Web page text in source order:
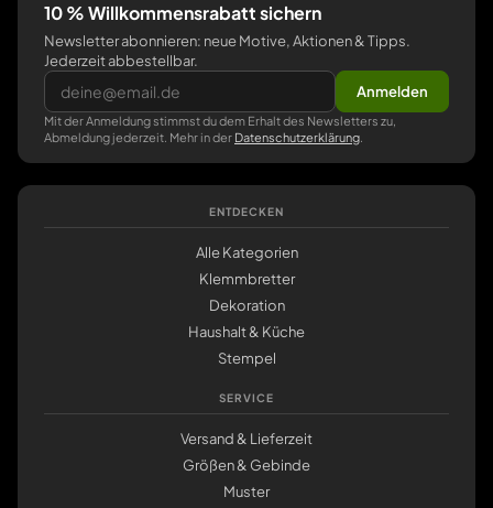
10 % Willkommensrabatt sichern
Newsletter abonnieren: neue Motive, Aktionen & Tipps.
Jederzeit abbestellbar.
Anmelden
Mit der Anmeldung stimmst du dem Erhalt des Newsletters zu,
Abmeldung jederzeit. Mehr in der Datenschutzerklärung
ENTDECKEN
Alle Kategorien
Klemmbretter
Dekoration
Haushalt & Küche
Stempel
SERVICE
Versand & Lieferzeit
Größen & Gebinde
Muster